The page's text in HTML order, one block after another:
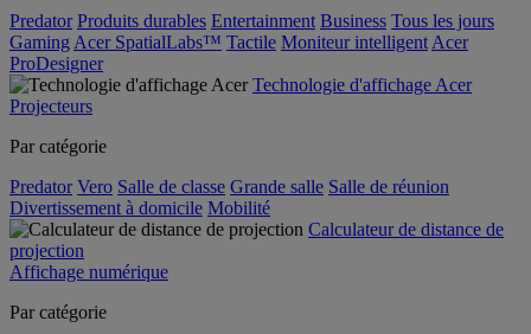
Predator Produits durables Entertainment Business Tous les jours
Gaming Acer SpatialLabs™ Tactile Moniteur intelligent Acer
ProDesigner
Technologie d'affichage Acer
Projecteurs
Par catégorie
Predator Vero Salle de classe Grande salle Salle de réunion
Divertissement à domicile Mobilité
Calculateur de distance de
projection
Affichage numérique
Par catégorie